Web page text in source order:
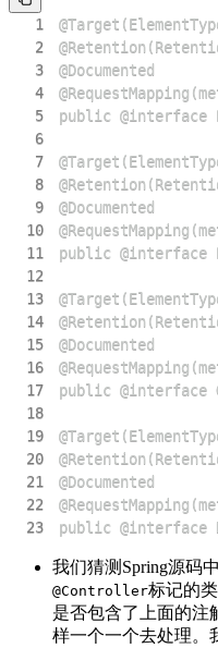
1
2
3
4
5
6
7
8
9
10
11
12
13
14
15
16
17
18
19
20
21
22
23
public @interface
我们猜测Spring源码
@Controller标记的
是否包含了上面的注
样一个一个去处理。